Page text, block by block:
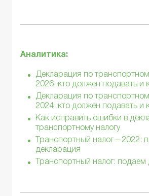
Аналитика:
Декларация по
2026: кто должен подавать и
Декларация по
2024: кто должен подавать и
Как исправить ошибки в
транспортному налогу
Транспортный налог – 2022:
декларация
Транспортный налог: